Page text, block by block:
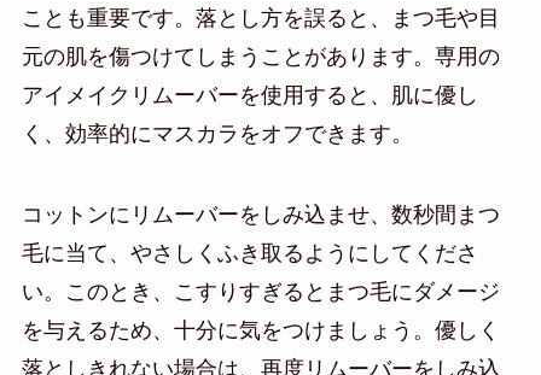
ことも重要です。落とし方を誤ると、まつ毛や目
元の肌を傷つけてしまうことがあります。専用の
アイメイクリムーバーを使用すると、肌に優し
く、効率的にマスカラをオフできます。
コットンにリムーバーをしみ込ませ、数秒間まつ
毛に当て、やさしくふき取るようにしてくださ
い。このとき、こすりすぎるとまつ毛にダメージ
を与えるため、十分に気をつけましょう。優しく
落としきれない場合は、再度リムーバーをしみ込